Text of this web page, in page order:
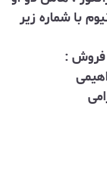
با شماره زیر
فروش :